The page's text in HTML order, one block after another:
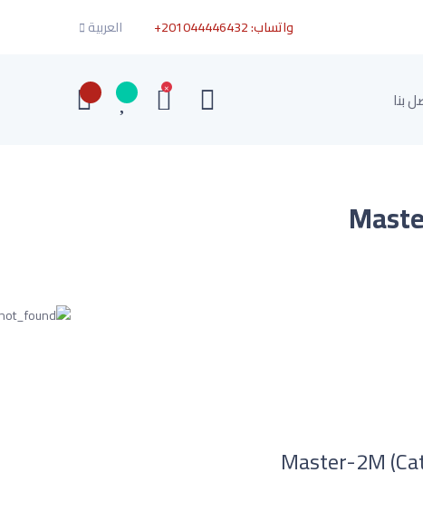
واتساب:+201044446432 العربية
بنا ×